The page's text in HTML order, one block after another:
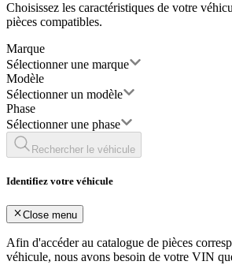
Choisissez les caractéristiques de votre
pièces compatibles.
Marque
Sélectionner une marque
Modèle
Sélectionner un modèle
Phase
Sélectionner une phase
Rechercher le véhicule
Identifiez votre véhicule
Close menu
Afin d'accéder au catalogue de pièces
véhicule, nous avons besoin de votre VIN